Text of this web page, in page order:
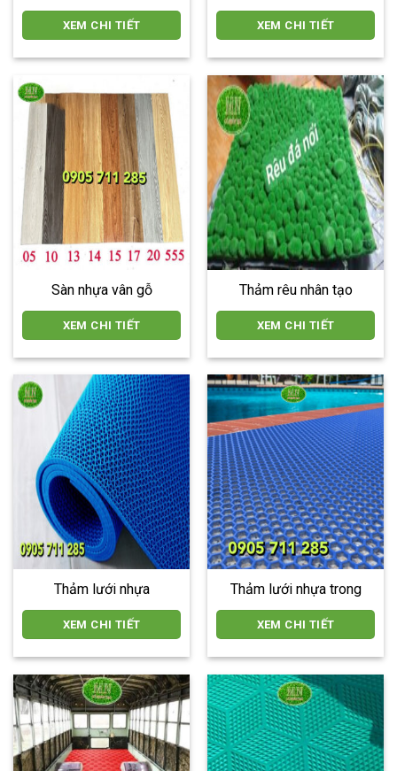
XEM CHI TIẾT XEM CHI TIẾT
Sàn nhựa vân gỗ
XEM CHI TIẾT
Thảm rêu nhân tạo
XEM CHI TIẾT
Thảm lưới nhựa
XEM CHI TIẾT
Thảm lưới nhựa trong
XEM CHI TIẾT